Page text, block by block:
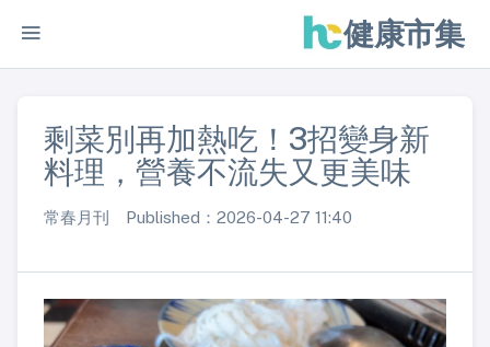
健康市集
剩菜別再加熱吃！3招變身新
料理，營養不流失又更美味
常春月刊 Published：2026-04-27 11:40